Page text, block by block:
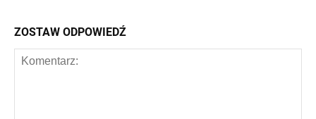
ZOSTAW ODPOWIEDŹ